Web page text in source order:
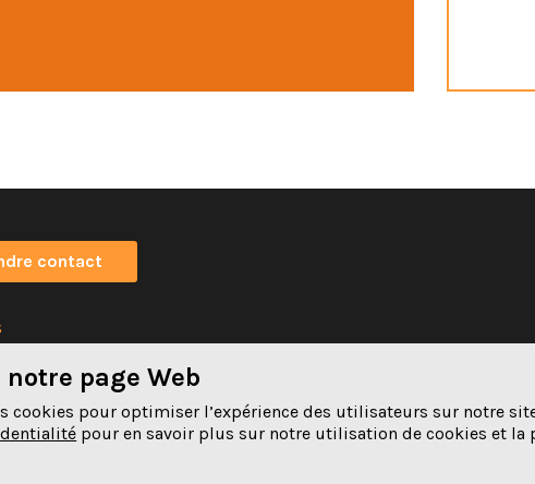
le lien
contact
de confidentialité
page Web
cookies pour optimiser l’expérience des utilisateurs sur notre
pour en savoir plus sur notre utilisation de cookies et la